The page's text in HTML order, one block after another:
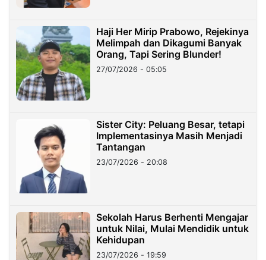
Haji Her Mirip Prabowo, Rejekinya
Melimpah dan Dikagumi Banyak
Orang, Tapi Sering Blunder!
27/07/2026 - 05:05
Sister City: Peluang Besar, tetapi
Implementasinya Masih Menjadi
Tantangan
23/07/2026 - 20:08
Sekolah Harus Berhenti Mengajar
untuk Nilai, Mulai Mendidik untuk
Kehidupan
23/07/2026 - 19:59